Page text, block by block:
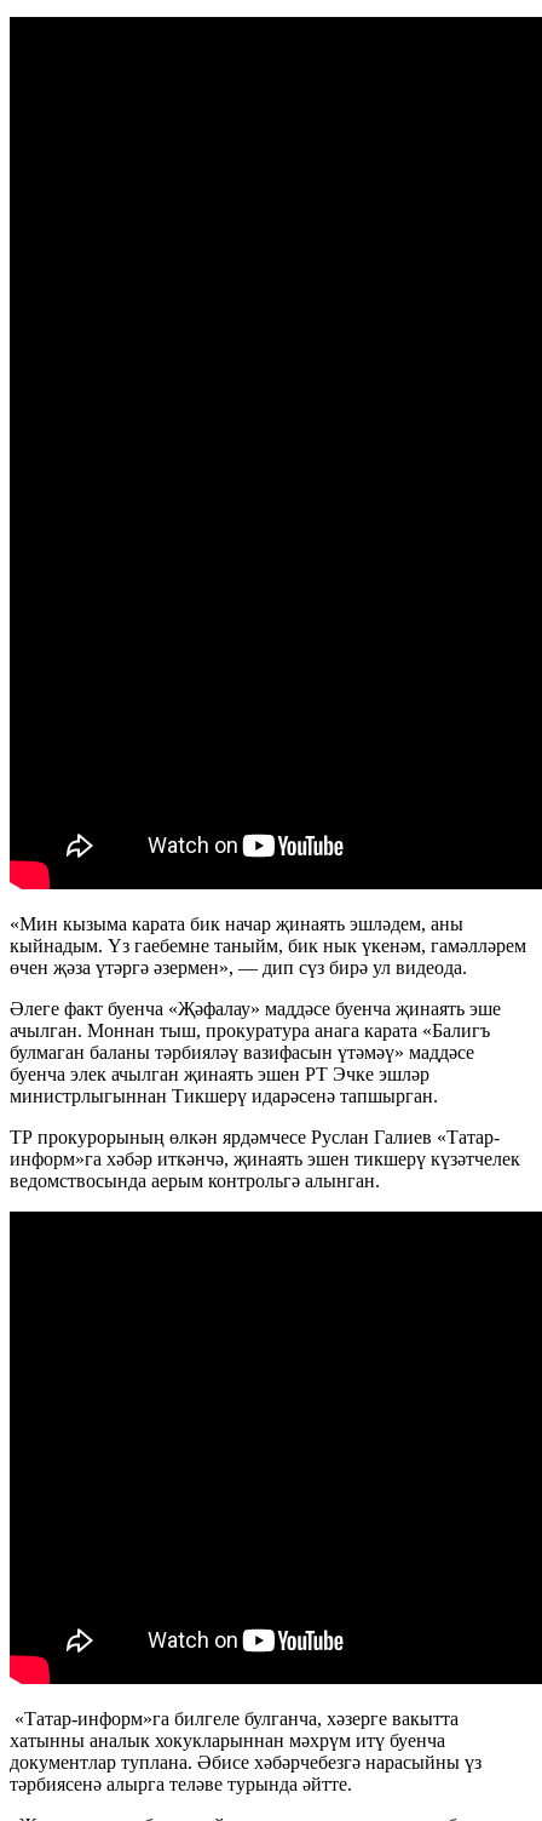
«Мин кызыма карата бик начар җинаять эшләдем, аны
кыйнадым. Үз гаебемне таныйм, бик нык үкенәм, гамәлләрем
өчен җәза үтәргә әзермен», — дип сүз бирә ул видеода.
Әлеге факт буенча «Җәфалау» маддәсе буенча җинаять эше
ачылган. Моннан тыш, прокуратура анага карата «Балигъ
булмаган баланы тәрбияләү вазифасын үтәмәү» маддәсе
буенча элек ачылган җинаять эшен РТ Эчке эшләр
министрлыгыннан Тикшерү идарәсенә тапшырган.
ТР прокурорының өлкән ярдәмчесе Руслан Галиев «Татар-
информ»га хәбәр иткәнчә, җинаять эшен тикшерү күзәтчелек
ведомствосында аерым контрольгә алынган.
«Татар-информ»га билгеле булганча, хәзерге вакытта
хатынны аналык хокукларыннан мәхрүм итү буенча
документлар туплана. Әбисе хәбәрчебезгә нарасыйны үз
тәрбиясенә алырга теләве турында әйтте.